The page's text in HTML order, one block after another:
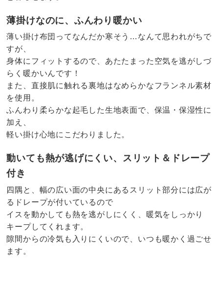
薄掛けなのに、ふんわり暖かい
薄い掛け布団ってなんだか寒そう…なんて思われがちで
すが、
身体にフィットするので、あたたまった空気を逃がしづ
らく暖かいんです！
また、直接肌に触れる裏地はなめらかなフランネル素材
を使用。
ふんわり柔らかな起毛した生地表面で、保温・保湿性に
加え、
軽い掛け心地にこだわりました。
動いても熱が逃げにくい、スリット＆ドレープ
付き
四隅と、幅の広い面の中央にあるスリット部分には広が
るドレープが付いているので
イスを動かしても熱を逃がしにくく、暖気をしっかり
キープしてくれます。
隙間からの冷気も入りにくいので、いつも暖かく過ごせ
ます。